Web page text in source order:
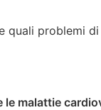
problemi
le malattie